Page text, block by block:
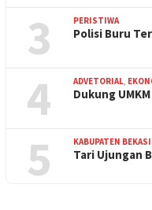
3 PERISTIWA
Polisi Buru
4 ADVETORIAL,
Dukung
5 KABUPATEN BEKASI
Tari Ujungan